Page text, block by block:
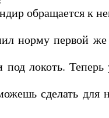
обращается к
норму первой же
локоть. Теперь
сделать для